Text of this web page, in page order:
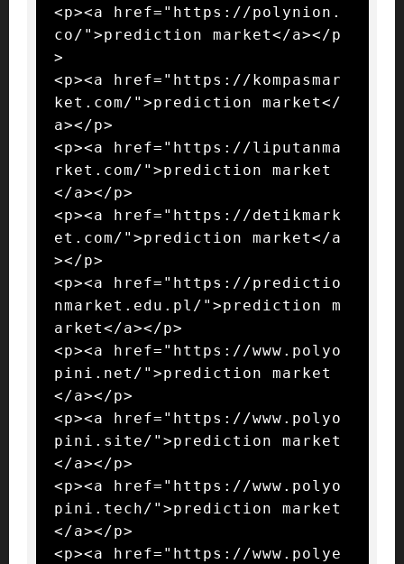
<p><a href="https://polynion.
co/">prediction market</a></p
>
<p><a href="https://kompasmar
ket.com/">prediction market</
a></p>
<p><a href="https://liputanma
rket.com/">prediction market
</a></p>
<p><a href="https://detikmark
et.com/">prediction market</a
></p>
<p><a href="https://predictio
nmarket.edu.pl/">prediction m
arket</a></p>
<p><a href="https://www.polyo
pini.net/">prediction market
</a></p>
<p><a href="https://www.polyo
pini.site/">prediction market
</a></p>
<p><a href="https://www.polyo
pini.tech/">prediction market
</a></p>
<p><a href="https://www.polye